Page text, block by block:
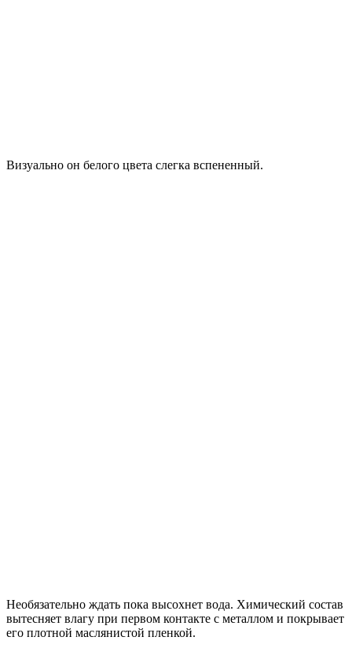
Визуально он белого цвета слегка вспененный.
Необязательно ждать пока высохнет вода. Химический состав
вытесняет влагу при первом контакте с металлом и покрывает
его плотной маслянистой пленкой.